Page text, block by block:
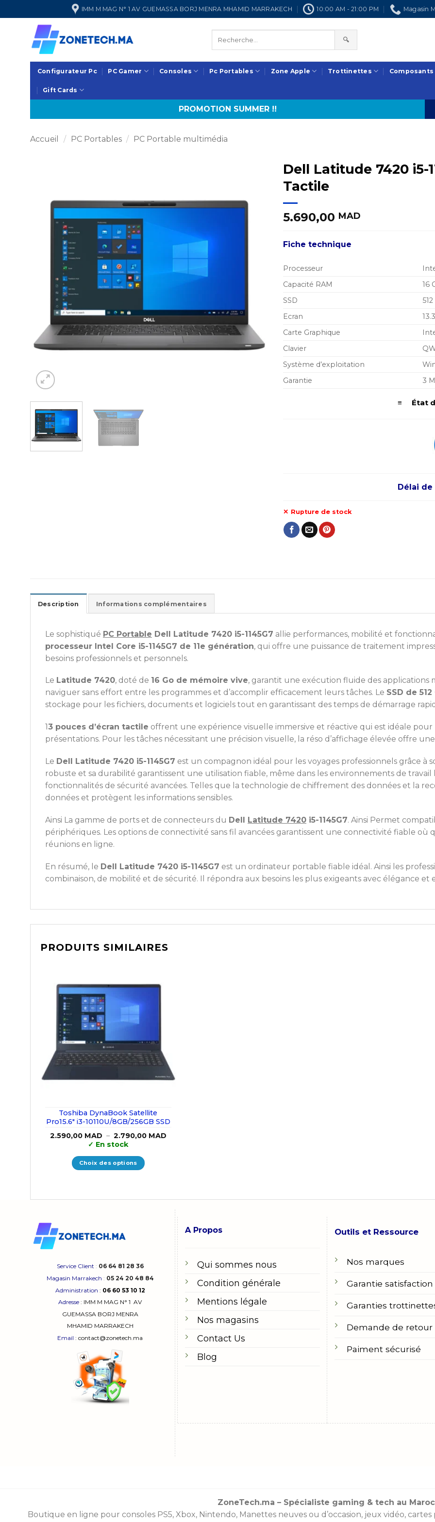
au
IMM M MAG N° 1 AV GUEMASSA BORJ MENRA MHAMID MARRAKECH 10:00 AM - 21:00 PM Magasin
🔍
Configurateur Pc PC Gamer Consoles Pc Portables Zone Apple Trottinettes Composants
Gift Cards
PROMOTION SUMMER !!
Accueil / PC Portables / PC Portable multimédia
Dell Latitude 7420 i5-
Tactile
5.690,00 MAD
Fiche technique
Processeur
Capacité RAM
16
SSD
Ecran
Carte Graphique
Clavier
Système d’exploitation
Garantie
3
≡ État
Délai de
Rupture de stock
Description Informations complémentaires
Le sophistiqué PC Portable Dell Latitude 7420 i5-1145G7 allie performances, mobilité et
processeur Intel Core i5-1145G7 de 11e génération, qui offre une puissance de traitement
besoins professionnels et personnels.
Le Latitude 7420, doté de 16 Go de mémoire vive, garantit une exécution fluide des
naviguer sans effort entre les programmes et d’accomplir efficacement leurs tâches. Le SSD de 512
stockage pour les fichiers, documents et logiciels tout en garantissant des temps de démarrage
13 pouces d’écran tactile offrent une expérience visuelle immersive et réactive qui est idéale
présentations. Pour les tâches nécessitant une précision visuelle, la réso d’affichage élevée offre
Le Dell Latitude 7420 i5-1145G7 est un compagnon idéal pour les voyages professionnels grâce à
robuste et sa durabilité garantissent une utilisation fiable, même dans les environnements de travail
fonctionnalités de sécurité avancées. Telles que la technologie de chiffrement des données et la
données et protègent les informations sensibles.
Ainsi La gamme de ports et de connecteurs du Dell Latitude 7420 i5-1145G7. Ainsi Permet
périphériques. Les options de connectivité sans fil avancées garantissent une connectivité fiable où
réunions en ligne.
En résumé, le Dell Latitude 7420 i5-1145G7 est un ordinateur portable fiable idéal. Ainsi les
combinaison, de mobilité et de sécurité. Il répondra aux besoins les plus exigeants avec élégance et
PRODUITS SIMILAIRES
Toshiba DynaBook Satellite
Pro15.6″ i3-10110U/8GB/256GB SSD
2.590,00 MAD – 2.790,00 MADPlage
✓ En stock
Choix des options
a
Les
options
être
choisies
sur
Service Client : 06 64 81 28 36
Magasin Marrakech : 05 24 20 48 84
Administration : 06 60 53 10 12
Adresse : IMM M MAG N° 1AV
GUEMASSA BORJ MENRA
MHAMID MARRAKECH
Email : contact@zonetech.ma
A Propos
Qui sommes nous
Condition générale
Mentions légale
Nos magasins
Contact Us
Blog
Outils et Ressource
Nos marques
Garantie satisfaction
Garanties
Demande de retour
Paiment sécurisé
ZoneTech.ma – Spécialiste gaming & tech au Maroc
Boutique en ligne pour consoles PS5, Xbox, Nintendo, Manettesneuves ou d’occasion, jeux vidéo,cartes